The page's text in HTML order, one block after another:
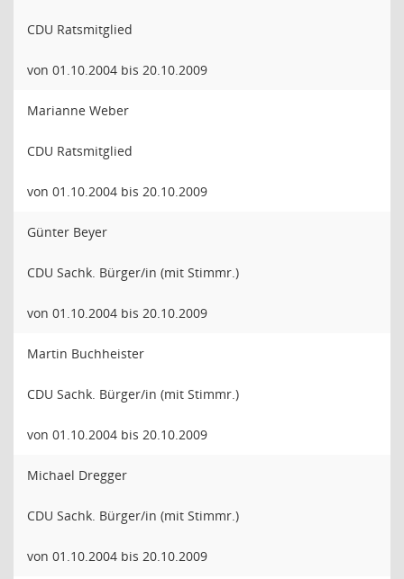
CDU Ratsmitglied
von 01.10.2004 bis 20.10.2009
Marianne Weber
CDU Ratsmitglied
von 01.10.2004 bis 20.10.2009
Günter Beyer
CDU Sachk. Bürger/in (mit Stimmr.)
von 01.10.2004 bis 20.10.2009
Martin Buchheister
CDU Sachk. Bürger/in (mit Stimmr.)
von 01.10.2004 bis 20.10.2009
Michael Dregger
CDU Sachk. Bürger/in (mit Stimmr.)
von 01.10.2004 bis 20.10.2009